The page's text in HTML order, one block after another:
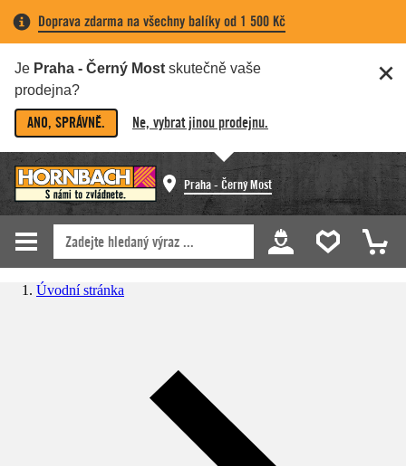
Doprava zdarma na všechny balíky od 1 500 Kč
Je Praha - Černý Most skutečně vaše
prodejna?
ANO, SPRÁVNĚ. Ne, vybrat jinou prodejnu.
Praha - Černý Most
Úvodní stránka